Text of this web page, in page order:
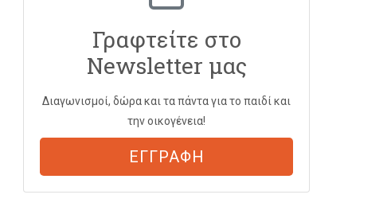
Γραφτείτε στο
Newsletter μας
Διαγωνισμοί, δώρα και τα πάντα για το παιδί και
την οικογένεια!
ΕΓΓΡΑΦΗ